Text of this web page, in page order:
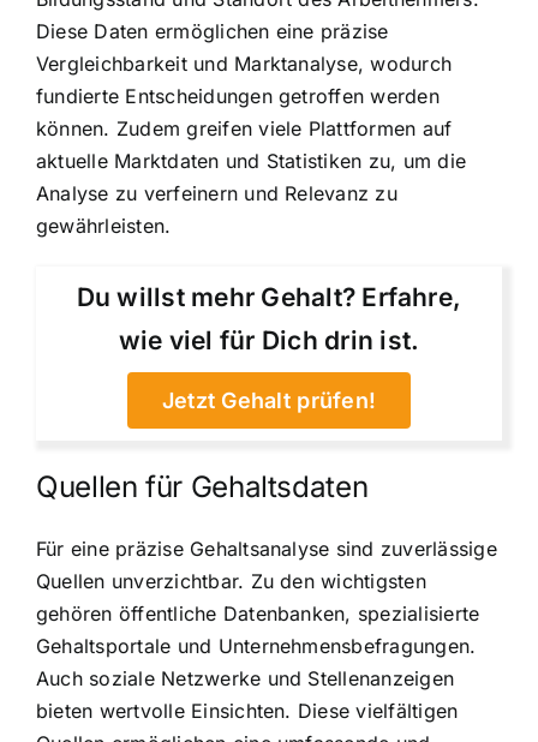
Diese Daten ermöglichen eine präzise
Vergleichbarkeit und Marktanalyse, wodurch
fundierte Entscheidungen getroffen werden
können. Zudem greifen viele Plattformen auf
aktuelle Marktdaten und Statistiken zu, um die
Analyse zu verfeinern und Relevanz zu
gewährleisten.
Du willst mehr Gehalt? Erfahre,
wie viel für Dich drin ist.
Jetzt Gehalt prüfen!
Quellen für Gehaltsdaten
Für eine präzise Gehaltsanalyse sind zuverlässige
Quellen unverzichtbar. Zu den wichtigsten
gehören öffentliche Datenbanken, spezialisierte
Gehaltsportale und Unternehmensbefragungen.
Auch soziale Netzwerke und Stellenanzeigen
bieten wertvolle Einsichten. Diese vielfältigen